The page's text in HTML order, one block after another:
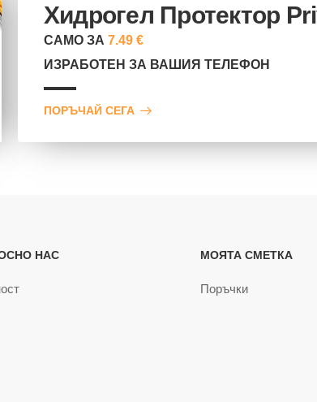
Хидрогел Протектор
САМО ЗА 7.49 €
ИЗРАБОТЕН ЗА ВАШИЯ ТЕЛЕФОН
ПОРЪЧАЙ СЕГА
НАС МОЯТА СМЕТКА
Поръчки